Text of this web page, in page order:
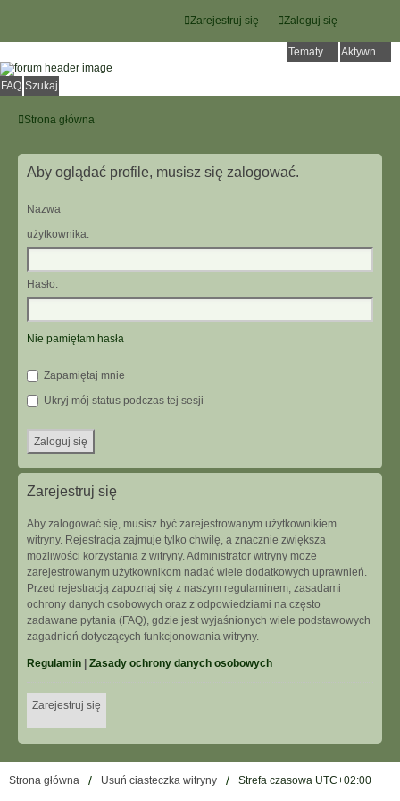
Zaloguj się
Zarejestruj się
Tematy bez odpowiedzi Aktywne tematy
FAQ Szukaj
Strona główna
Aby oglądać profile, musisz się zalogować.
Nazwa
użytkownika:
Hasło:
Nie pamiętam hasła
Zapamiętaj mnie
Ukryj mój status podczas tej sesji
Zarejestruj się
Aby zalogować się, musisz być zarejestrowanym użytkownikiem
witryny. Rejestracja zajmuje tylko chwilę, a znacznie zwiększa
możliwości korzystania z witryny. Administrator witryny może
zarejestrowanym użytkownikom nadać wiele dodatkowych uprawnień.
Przed rejestracją zapoznaj się z naszym regulaminem, zasadami
ochrony danych osobowych oraz z odpowiedziami na często
zadawane pytania (FAQ), gdzie jest wyjaśnionych wiele podstawowych
zagadnień dotyczących funkcjonowania witryny.
Regulamin Zasady ochrony danych osobowych
Zarejestruj się
Strona główna Usuń ciasteczka witryny Strefa czasowa UTC+02:00